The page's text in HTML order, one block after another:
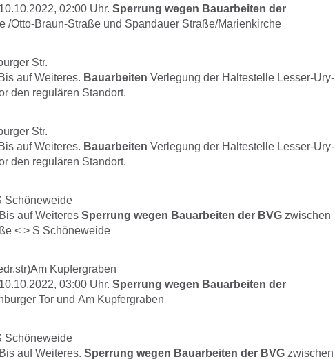
10.10.2022, 02:00 Uhr. Sperrung wegen Bauarbeiten der
/Otto-Braun-Straße und Spandauer Straße/Marienkirche
Str.
Bis auf Weiteres. Bauarbeiten Verlegung der Haltestelle Lesser-Ury-
den regulären Standort.
Str.
Bis auf Weiteres. Bauarbeiten Verlegung der Haltestelle Lesser-Ury-
den regulären Standort.
Schöneweide
Bis auf Weiteres Sperrung wegen Bauarbeiten der BVG zwischen
< > S Schöneweide
Kupfergraben
10.10.2022, 03:00 Uhr. Sperrung wegen Bauarbeiten der
Tor und Am Kupfergraben
Schöneweide
Bis auf Weiteres. Sperrung wegen Bauarbeiten der BVG zwischen